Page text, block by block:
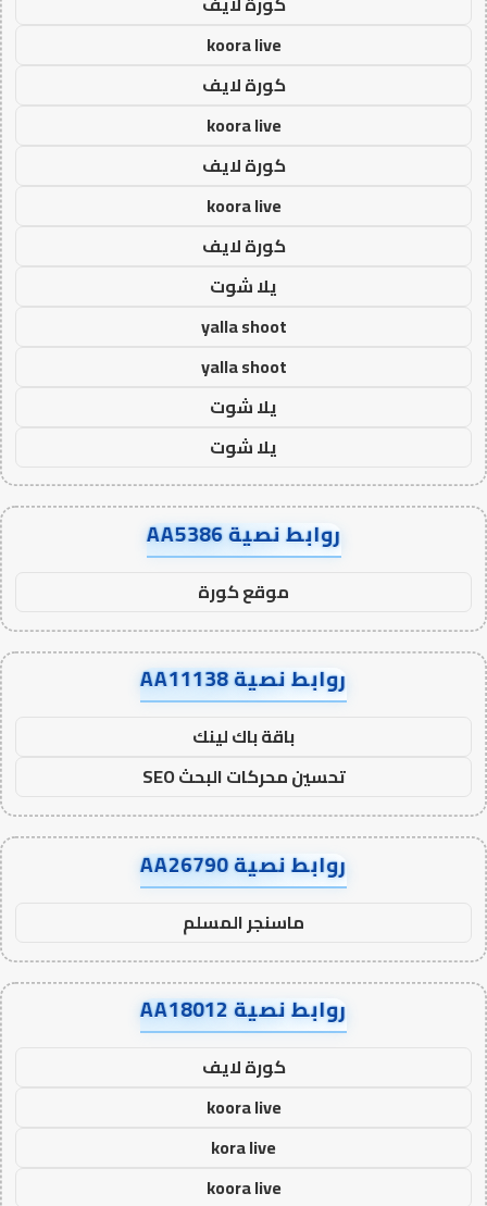
koora live
كورة لايف
koora live
كورة لايف
koora live
كورة لايف
يلا شوت
yalla shoot
yalla shoot
يلا شوت
يلا شوت
روابط نصية AA5386
موقع كورة
روابط نصية AA11138
باقة باك لينك
تحسين محركات البحث SEO
روابط نصية AA26790
ماسنجر المسلم
روابط نصية AA18012
كورة لايف
koora live
kora live
koora live